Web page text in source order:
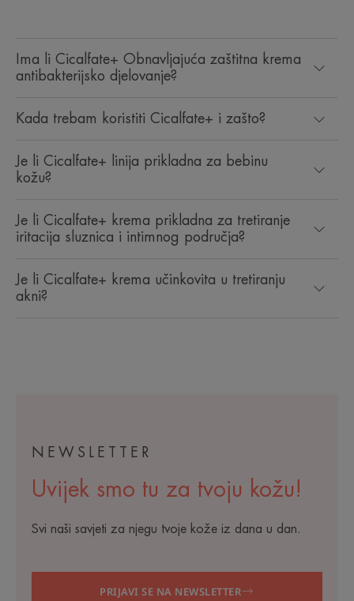
Ima li Cicalfate+ Obnavljajuća zaštitna krema
antibakterijsko djelovanje?
Kada trebam koristiti Cicalfate+ i zašto?
Je li Cicalfate+ linija prikladna za bebinu
kožu?
Je li Cicalfate+ krema prikladna za tretiranje
iritacija sluznica i intimnog područja?
Je li Cicalfate+ krema učinkovita u tretiranju
akni?
NEWSLETTER
Uvijek smo tu za tvoju kožu!
Svi naši savjeti za njegu tvoje kože iz dana u dan.
PRIJAVI SE NA NEWSLETTER